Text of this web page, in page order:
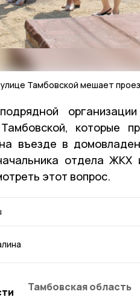
Тамбовской мешает
которые
въезде в
отдела ЖКХ
этот вопрос.
Тамбовская область